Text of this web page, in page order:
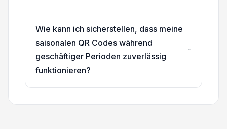
Wie kann ich sicherstellen, dass meine
saisonalen QR Codes während
geschäftiger Perioden zuverlässig
funktionieren?